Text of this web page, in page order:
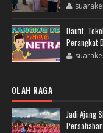
Daufit,
Perangkat
OLAH RAGA
Jadi Ajang